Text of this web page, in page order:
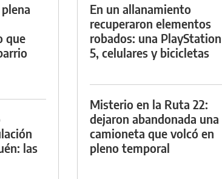
que
las
En un allanamiento
recuperaron elementos
robados: una PlayStation
5, celulares y bicicletas
Misterio en la Ruta 22:
dejaron abandonada una
camioneta que volcó en
pleno temporal